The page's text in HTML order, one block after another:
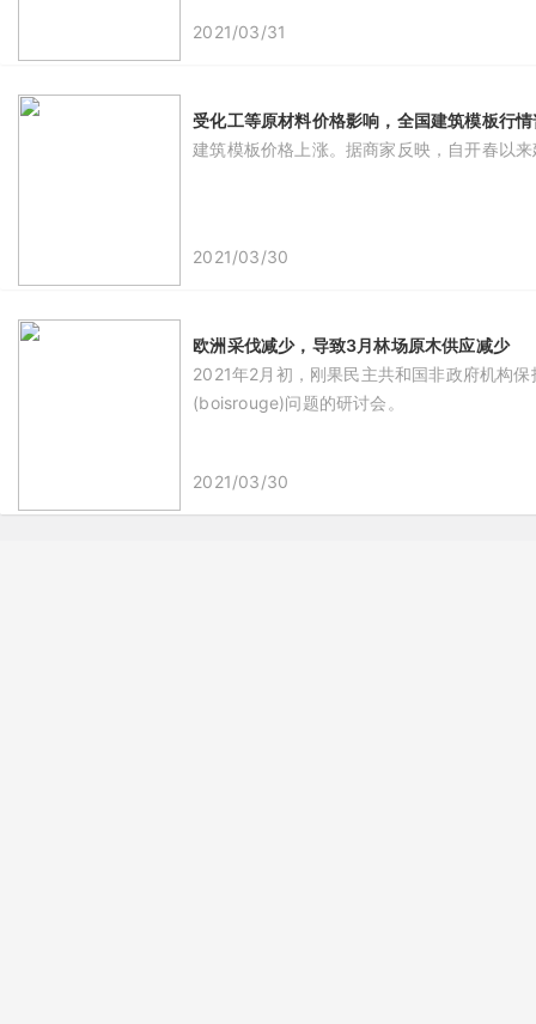
2021/03/31
受化工等原材料价格影响，全国建筑模板行
建筑模板价格上涨。据商家反映，自开春以
2021/03/30
欧洲采伐减少，导致3月林场原木供应减少
2021年2月初，刚果民主共和国非政府机构
(boisrouge)问题的研讨会。
2021/03/30